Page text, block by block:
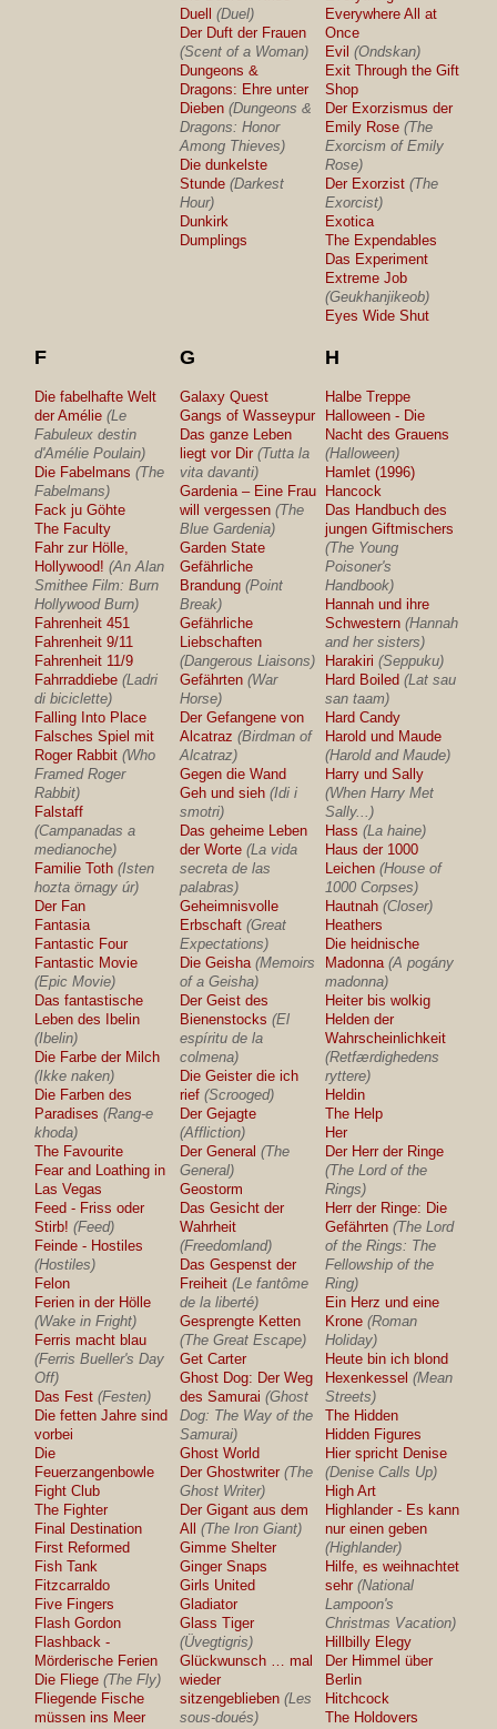
Duell
(Duel)
Der Duft der Frauen
(Scent of a Woman)
Dungeons &
Dragons: Ehre unter
Dieben (Dungeons &
Dragons: Honor
Among Thieves)
Die dunkelste
Stunde (Darkest
Hour)
Dunkirk
Dumplings
Everywhere All at
Once
Evil (Ondskan)
Exit Through the Gift
Shop
Der Exorzismus der
Emily Rose (The
Exorcism of Emily
Rose)
Der Exorzist (The
Exorcist)
Exotica
The Expendables
Das Experiment
Extreme Job
(Geukhanjikeob)
Eyes Wide Shut
F
Die fabelhafte Welt
der Amélie (Le
Fabuleux destin
d'Amélie Poulain)
Die Fabelmans (The
Fabelmans)
Fack ju Göhte
The Faculty
Fahr zur Hölle,
Hollywood! (An Alan
Smithee Film: Burn
Hollywood Burn)
Fahrenheit 451
Fahrenheit 9/11
Fahrenheit 11/9
Fahrraddiebe (Ladri
di biciclette)
Falling Into Place
Falsches Spiel mit
Roger Rabbit (Who
Framed Roger
Rabbit)
Falstaff
(Campanadas a
medianoche)
Familie Toth (Isten
hozta örnagy úr)
Der Fan
Fantasia
Fantastic Four
Fantastic Movie
(Epic Movie)
Das fantastische
Leben des Ibelin
(Ibelin)
Die Farbe der Milch
(Ikke naken)
Die Farben des
Paradises (Rang-e
khoda)
The Favourite
Fear and Loathing in
Las Vegas
Feed - Friss oder
Stirb! (Feed)
Feinde - Hostiles
(Hostiles)
Felon
Ferien in der Hölle
(Wake in Fright)
Ferris macht blau
(Ferris Bueller's Day
Off)
Das Fest (Festen)
Die fetten Jahre sind
vorbei
Die
Feuerzangenbowle
Fight Club
The Fighter
Final Destination
First Reformed
Fish Tank
Fitzcarraldo
Five Fingers
Flash Gordon
Flashback -
Mörderische Ferien
Die Fliege (The Fly)
Fliegende Fische
müssen ins Meer
G
Galaxy Quest
Gangs of Wasseypur
Das ganze Leben
liegt vor Dir (Tutta la
vita davanti)
Gardenia – Eine Frau
will vergessen (The
Blue Gardenia)
Garden State
Gefährliche
Brandung (Point
Break)
Gefährliche
Liebschaften
(Dangerous Liaisons)
Gefährten (War
Horse)
Der Gefangene von
Alcatraz (Birdman of
Alcatraz)
Gegen die Wand
Geh und sieh (Idi i
smotri)
Das geheime Leben
der Worte (La vida
secreta de las
palabras)
Geheimnisvolle
Erbschaft (Great
Expectations)
Die Geisha (Memoirs
of a Geisha)
Der Geist des
Bienenstocks (El
espíritu de la
colmena)
Die Geister die ich
rief (Scrooged)
Der Gejagte
(Affliction)
Der General (The
General)
Geostorm
Das Gesicht der
Wahrheit
(Freedomland)
Das Gespenst der
Freiheit (Le fantôme
de la liberté)
Gesprengte Ketten
(The Great Escape)
Get Carter
Ghost Dog: Der Weg
des Samurai (Ghost
Dog: The Way of the
Samurai)
Ghost World
Der Ghostwriter (The
Ghost Writer)
Der Gigant aus dem
All
(The Iron Giant)
Gimme Shelter
Ginger Snaps
Girls United
Gladiator
Glass Tiger
(Üvegtigris)
Glückwunsch … mal
wieder
sitzengeblieben (Les
sous-doués)
H
Halbe Treppe
Halloween - Die
Nacht des Grauens
(Halloween)
Hamlet (1996)
Hancock
Das Handbuch des
jungen Giftmischers
(The Young
Poisoner's
Handbook)
Hannah und ihre
Schwestern (Hannah
and her sisters)
Harakiri (Seppuku)
Hard Boiled (Lat sau
san taam)
Hard Candy
Harold und Maude
(Harold and Maude)
Harry und Sally
(When Harry Met
Sally...)
Hass (La haine)
Haus der 1000
Leichen (House of
1000 Corpses)
Hautnah (Closer)
Heathers
Die heidnische
Madonna (A pogány
madonna)
Heiter bis wolkig
Helden der
Wahrscheinlichkeit
(Retfærdighedens
ryttere)
Heldin
The Help
Her
Der Herr der Ringe
(The Lord of the
Rings)
Herr der Ringe: Die
Gefährten (The Lord
of the Rings: The
Fellowship of the
Ring)
Ein Herz und eine
Krone (Roman
Holiday)
Heute bin ich blond
Hexenkessel (Mean
Streets)
The Hidden
Hidden Figures
Hier spricht Denise
(Denise Calls Up)
High Art
Highlander - Es kann
nur einen geben
(Highlander)
Hilfe, es weihnachtet
sehr (National
Lampoon's
Christmas Vacation)
Hillbilly Elegy
Der Himmel über
Berlin
Hitchcock
The Holdovers